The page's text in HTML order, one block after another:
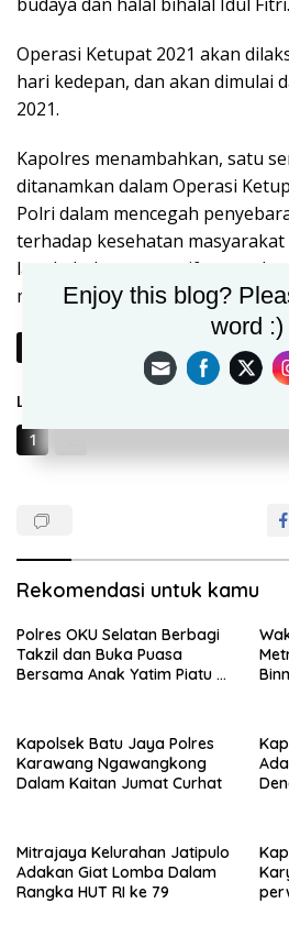
Operasi Ketupat 2021 akan
hari kedepan, dan akan dimulai
2021.
Kapolres menambahkan, satu
ditanamkan dalam Operasi
Polri dalam mencegah
terhadap kesehatan
langkah dan preventif secara
masyarakat betul-betul
Laman:
1
Rekomendasi untuk kamu
Polres OKU Selatan Berbagi
Takzil dan Buka Puasa
Bersama Anak Yatim Piatu di
Kapolsek Batu Jaya Polres
Karawang Ngawangkong
Dalam Kaitan Jumat Curhat
Mitrajaya Kelurahan Jatipulo
Adakan Giat Lomba Dalam
Rangka HUT RI ke 79
Enjoy this blog?
word :)